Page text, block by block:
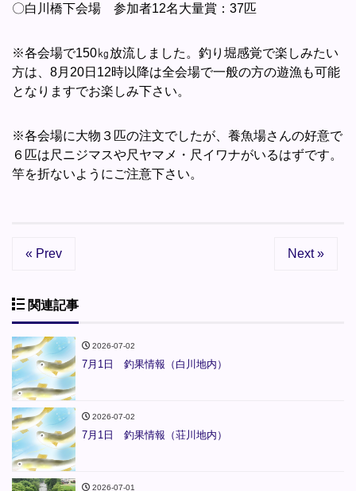
〇白川橋下会場 参加者12名大量賞：37匹
※各会場で150㎏放流しました。釣り堀感覚で楽しみたい
方は、8月20日12時以降は全会場で一般の方の遊漁も可能
となりますでお楽しみ下さい。
※各会場に大物３匹の注文でしたが、養魚場さんの好意で
６匹は尺ニジマスや尺ヤマメ・尺イワナがいるはずです。
竿を折ないようにご注意下さい。
« Prev Next »
関連記事
2026-07-02
7月1日 釣果情報（白川地内）
2026-07-02
7月1日 釣果情報（荘川地内）
2026-07-01